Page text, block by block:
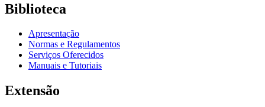
Biblioteca
Apresentação
Normas e Regulamentos
Serviços Oferecidos
Manuais e Tutoriais
Extensão